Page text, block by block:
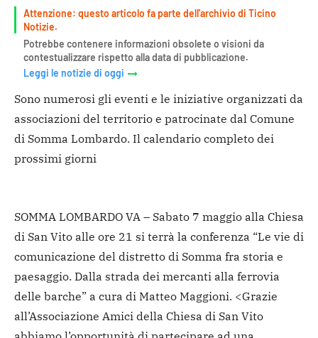
Attenzione: questo articolo fa parte dell'archivio di Ticino
Notizie.
Potrebbe contenere informazioni obsolete o visioni da
contestualizzare rispetto alla data di pubblicazione.
Leggi le notizie di oggi
Sono numerosi gli eventi e le iniziative organizzati da
associazioni del territorio e patrocinate dal Comune
di Somma Lombardo. Il calendario completo dei
prossimi giorni
SOMMA LOMBARDO VA – Sabato 7 maggio alla Chiesa
di San Vito alle ore 21 si terrà la conferenza “Le vie di
comunicazione del distretto di Somma fra storia e
paesaggio. Dalla strada dei mercanti alla ferrovia
delle barche” a cura di Matteo Maggioni. <Grazie
all’Associazione Amici della Chiesa di San Vito